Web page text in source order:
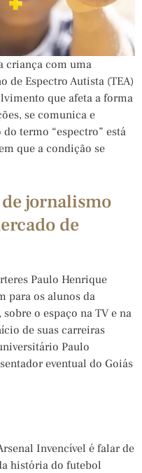
criança com uma
de Espectro Autista (TEA)
que afeta a forma
se comunica e
termo “espectro” está
que a condição se
jornalismo
de
Paulo Henrique
para os alunos da
o espaço na TV e na
de suas carreiras
Paulo
eventual do Goiás
Invencível é falar de
história do futebol